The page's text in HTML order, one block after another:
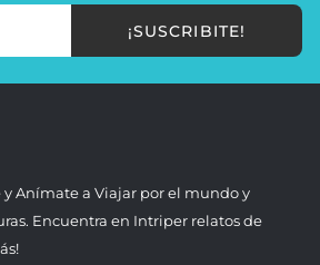
¡SUSCRIBITE!
Anímate a Viajar por el mundo y
Encuentra en Intriper relatos de